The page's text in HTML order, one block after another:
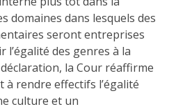
domaines dans lesquels des
seront entreprises
des genres à la
la Cour réaffirme
à rendre effectifs l’égalité
culture et un